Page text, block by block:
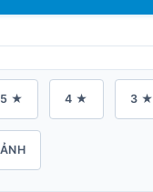
5 ★ 4 ★ 3 ★